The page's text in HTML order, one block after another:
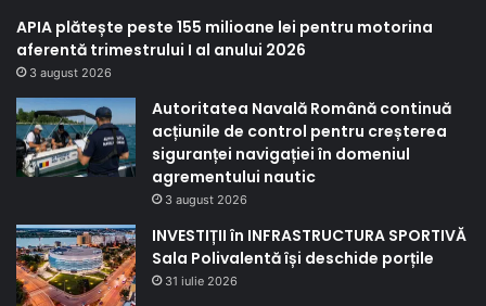
APIA plătește peste 155 milioane lei pentru motorina
aferentă trimestrului I al anului 2026
3 august 2026
Autoritatea Navală Română continuă
acțiunile de control pentru creșterea
siguranței navigației în domeniul
agrementului nautic
3 august 2026
INVESTIȚII în INFRASTRUCTURA SPORTIVĂ
Sala Polivalentă își deschide porțile
31 iulie 2026